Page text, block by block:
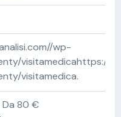
wp-
visitamedicahttps://
visitamedica.
Da 80 €